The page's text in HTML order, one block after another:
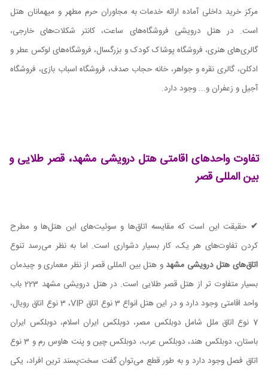
مرکز خرید داخلی آماده ارائه خدمات به مجاوران حرم مطهر و میهمانان هتل
است. در هتل درویشی فروشگاه‌های ساعت، کانتر شکلات‌های خارجی،
گالری‌های هنری، فروشگاه پوشاک کودک و بزرگسال، فروشگاه‌های لوکس عطر و
ادکلن، گالری نقره و جواهر، خانه حجاب صدف، فروشگاه اسباب بازی، فروشگاه
آجیل و زعفران و... وجود دارد.
تفاوت واحدهای اقامتی هتل درویشی مشهد، قصر طلایی و
بین المللی قصر
✔ حقیقت این است که مقایسه اتاق‌ها و سوئیت‌های این هتل‌ها و مطرح
کردن تفاوت‌های هر یک، کار بسیار دشواری است. اما به نظر می‌رسد تنوع
اتاق‌های هتل درویشی مشهد و هتل بین المللی قصر از نظر معماری و چیدمان
بسیار متفاوت تر از هتل قصر طلایی است. در هتل درویشی مشهد 223 باب
واحد اقامتی وجود دارد و در این هتل انواع 3 نوع اتاق
VIP
، 3 نوع اتاق رویال،
7 نوع اتاق ملل شامل دوبلکس مصر، دوبلکس ایران اسلام، دوبلکس ایران
باستان، دوبلکس هند، دوبلکس عرب، دوبلکس چین و پنت هاوس رم و 3 نوع
اتاق فصل وجود دارد و به طور قطع می‌توان گفت سخت‌پسند ترین افراد، یکی